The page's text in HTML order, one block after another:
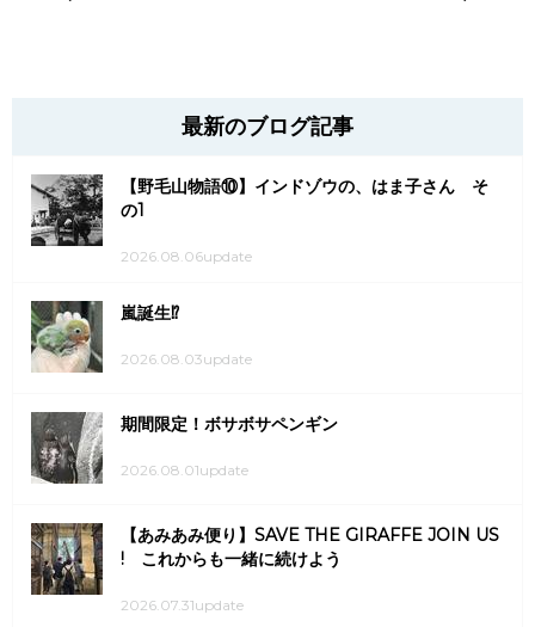
最新のブログ記事
【野毛山物語⑩】インドゾウの、はま子さん そ
の1
2026.08.06update
嵐誕生⁉
2026.08.03update
期間限定！ボサボサペンギン
2026.08.01update
【あみあみ便り】SAVE THE GIRAFFE JOIN US
! これからも一緒に続けよう
2026.07.31update